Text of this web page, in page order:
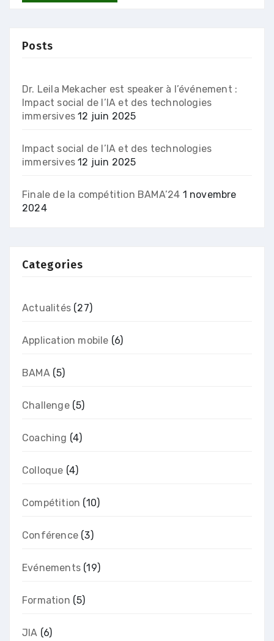
Posts
Dr. Leila Mekacher est speaker à l’événement :
Impact social de l’IA et des technologies
immersives 12 juin 2025
Impact social de l’IA et des technologies
immersives 12 juin 2025
Finale de la compétition BAMA’24 1 novembre
2024
Categories
Actualités (27)
Application mobile (6)
BAMA(5)
Challenge(5)
Coaching (4)
Colloque (4)
Compétition (10)
Conférence (3)
Evénements (19)
Formation (5)
JIA (6)